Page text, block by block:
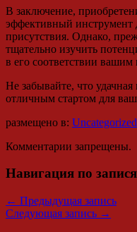
В заключение,
эффективный инструмент
присутствия. Однако,
тщательно изучить
в его соответствии
Не забывайте, что
отличным стартом для
размещено в: Uncategorized
Комментарии запрещены.
Навигация по
← Предыдущая запись
Следующая запись →